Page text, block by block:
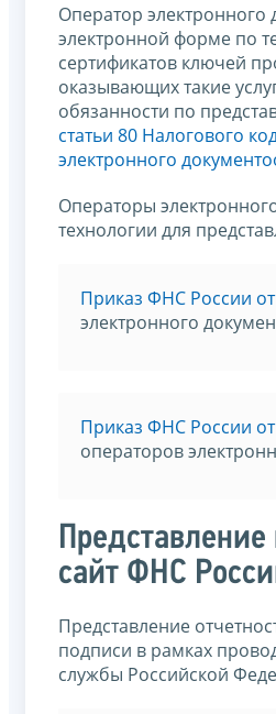
Оператор
электронной форме по
сертификатов ключей
оказывающих такие
обязанности по
статьи 80 Налогового
электронного
Операторы
технологии для
Приказ ФНС России
электронного
Приказ ФНС России
операторов
Представление
сайт ФНС
Представление
подписи в рамках
службы Российской